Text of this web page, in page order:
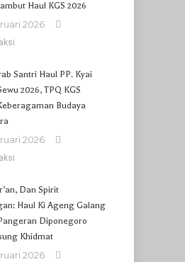
Haul KGS 2026
2026
Santri Haul PP. Kyai
2026, TPQ KGS
Budaya
2026
Dan Spirit
Haul Ki Ageng Galang
Diponegoro
Khidmat
2026